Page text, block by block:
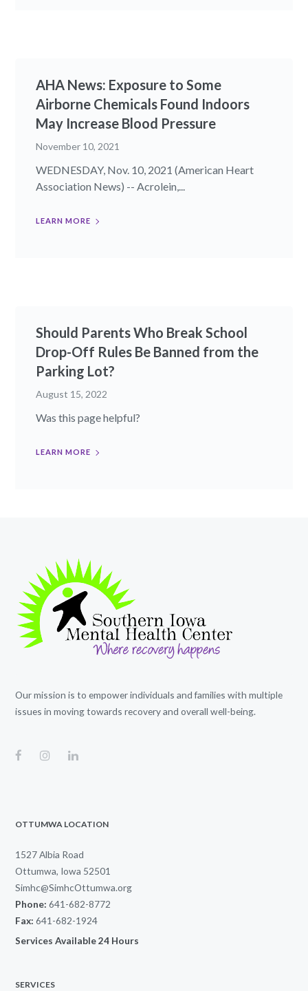
AHA News: Exposure to Some
Airborne Chemicals Found Indoors
May Increase Blood Pressure
November 10, 2021
WEDNESDAY, Nov. 10, 2021 (American Heart
Association News) -- Acrolein,...
LEARN MORE
Should Parents Who Break School
Drop-Off Rules Be Banned from the
Parking Lot?
August 15, 2022
Was this page helpful?
LEARN MORE
Our mission is to empower individuals and families with multiple
issues in moving towards recovery and overall well-being.
OTTUMWA LOCATION
1527 Albia Road
Ottumwa, Iowa 52501
Simhc@SimhcOttumwa.org
Phone: 641-682-8772
Fax: 641-682-1924
Services Available 24 Hours
SERVICES